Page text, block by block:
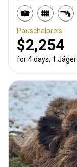
Pauschalpreis
$2,254
for 4 days, 1 Jäger